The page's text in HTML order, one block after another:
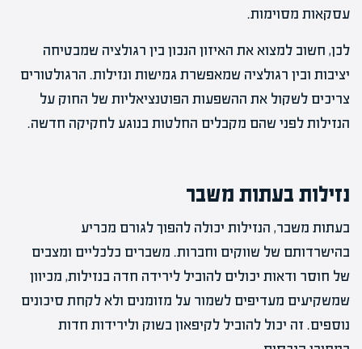
עסקאות מסוימות.
לכן, חשוב למצוא את האיזון הנכון בין רגולציה שמבטיחה
יציבות ובין רגולציה שמאפשרת גמישות ונזילות. הרגולטורים
צריכים לשקול את ההשפעות הפוטנציאליות של החוק על
הנזילות לפני שהם מקבלים החלטות בנוגע לחקיקה חדשה.
נזילות בעתות משבר
בעתות משבר, הנזילות יכולה להפוך לגורם מכריע
בהישרדותם של שווקים וחברות. משברים כלכליים ומצבים
של חוסר ודאות יכולים להוביל לירידה חדה בנזילות, מכיוון
שמשקיעים מעדיפים לשמור על מזומנים ולא לקחת סיכונים
נוספים. זה יכול להוביל לקיפאון בשוק ולירידות חדות